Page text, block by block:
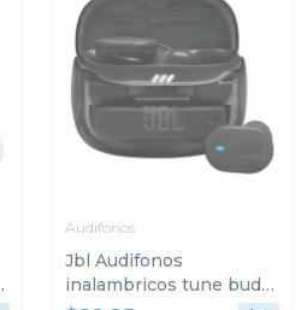
Audifonos
Jbl Audifonos
inalambricos tune buds